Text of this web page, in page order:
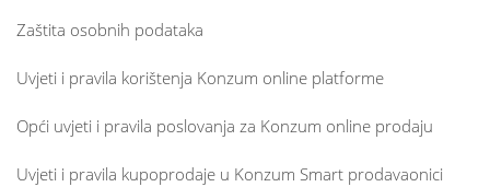
Zaštita osobnih podataka
Uvjeti i pravila korištenja Konzum online platforme
Opći uvjeti i pravila poslovanja za Konzum online prodaju
Uvjeti i pravila kupoprodaje u Konzum Smart prodavaonici